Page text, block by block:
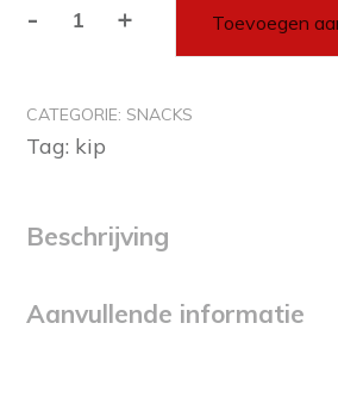
-Kipspiraal+ Toevoegen
CATEGORIE: SNACKS
Tag: kip
Beschrijving
Aanvullende informatie